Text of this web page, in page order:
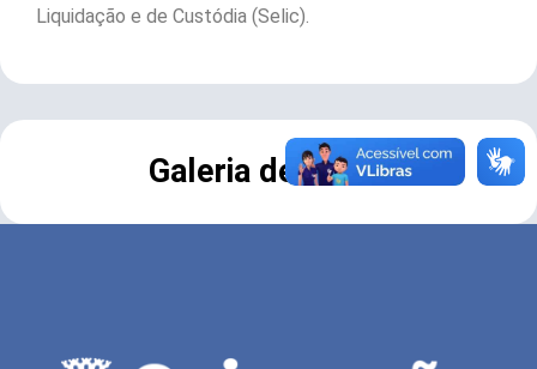
Liquidação e de Custódia (Selic).
Galeria de Fotos